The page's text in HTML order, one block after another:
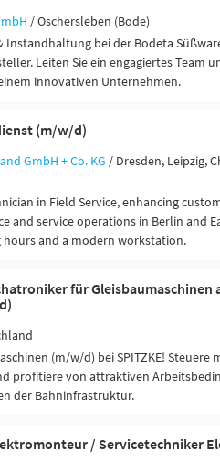
/ Oschersleben (Bode)
Instandhaltung bei der Bodeta
Leiten Sie ein engagiertes Team
innovativen Unternehmen.
(m/w/d)
GmbH + Co. KG / Dresden, Leipzig,
in Field Service, enhancing
and service operations in Berlin and
and a modern workstation.
für Gleisbaumaschinen
(m/w/d) bei SPITZKE! Steuere
profitiere von attraktiven
der Bahninfrastruktur.
/ Servicetechniker